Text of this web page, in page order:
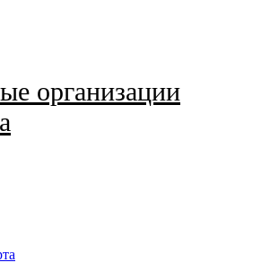
организации